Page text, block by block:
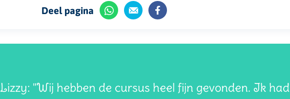
Deel pagina
Lizzy: "Wij hebben de cursus heel fijn gevonden. Ik had